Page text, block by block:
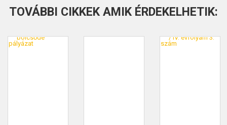
TOVÁBBI CIKKEK AMIK ÉRDEKELHETIK: